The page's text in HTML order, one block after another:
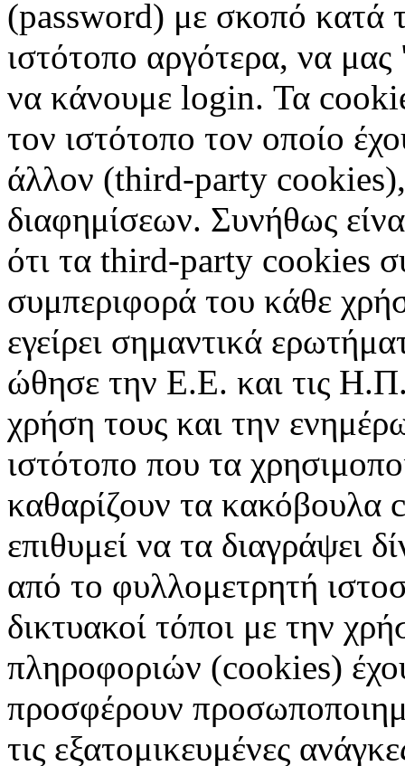
(password) με σκοπό κατά
ιστότοπο αργότερα, να μας
να κάνουμε login. Τα
τον ιστότοπο τον οποίο
άλλον (third-party
διαφημίσεων. Συνήθως
ότι τα third-party cookies
συμπεριφορά του κάθε
εγείρει σημαντικά
ώθησε την Ε.Ε. και τις
χρήση τους και την
ιστότοπο που τα
καθαρίζουν τα κακόβουλα
επιθυμεί να τα διαγράψει
από το φυλλομετρητή
δικτυακοί τόποι με την
πληροφοριών (cookies)
προσφέρουν
τις εξατομικευμένες